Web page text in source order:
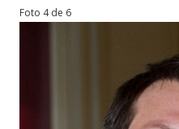
Foto 4 de 6